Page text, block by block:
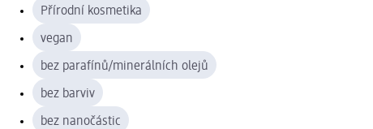
Přírodní kosmetika
vegan
bez parafínů/minerálních olejů
bez barviv
bez nanočástic